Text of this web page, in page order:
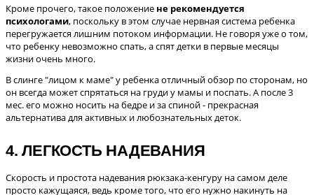
Кроме прочего, такое положение не рекомендуется
психологами, поскольку в этом случае нервная система ребенка
перегружается лишним потоком информации. Не говоря уже о том,
что ребенку невозможно спать, а спят детки в первые месяцы
жизни очень много.
В слинге "лицом к маме" у ребенка отличный обзор по сторонам, но
он всегда может спрятаться на груди у мамы и поспать. А после 3
мес. его можно носить на бедре и за спиной - прекрасная
альтернатива для активных и любознательных деток.
4. ЛЕГКОСТЬ НАДЕВАНИЯ
Скорость и простота надевания рюкзака-кенгуру на самом деле
просто кажущаяся, ведь кроме того, что его нужно накинуть на